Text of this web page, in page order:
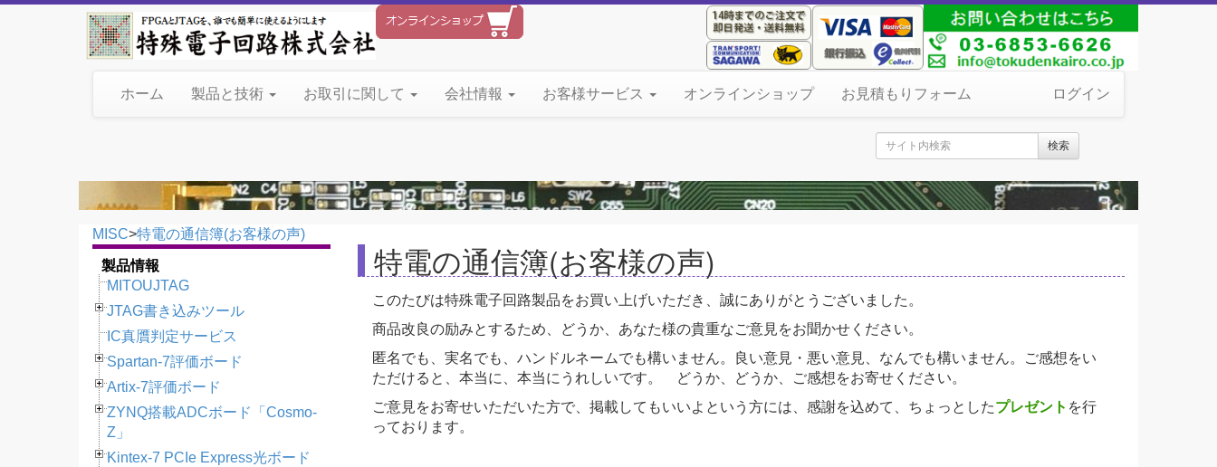
ホーム 製品と技術 お取引に関して 会社情報 お客様サービス オンラインショップ お見積もりフォーム ログイン
検索
MISC>特電の通信簿(お客様の声)
製品情報
MITOUJTAG
JTAG書き込みツール
IC真贋判定サービス
Spartan-7評価ボード
Artix-7評価ボード
ZYNQ搭載ADCボード「Cosmo-
Z」
Kintex-7 PCIe Express光ボード
特電の通信簿(お客様の声)
このたびは特殊電子回路製品をお買い上げいただき、誠にありがとうございました。
商品改良の励みとするため、どうか、あなた様の貴重なご意見をお聞かせください。
匿名でも、実名でも、ハンドルネームでも構いません。良い意見・悪い意見、なんでも構いません。ご感想をい
ただけると、本当に、本当にうれしいです。 どうか、どうか、ご感想をお寄せください。
ご意見をお寄せいただいた方で、掲載してもいいよという方には、感謝を込めて、ちょっとしたプレゼント を行
っております。